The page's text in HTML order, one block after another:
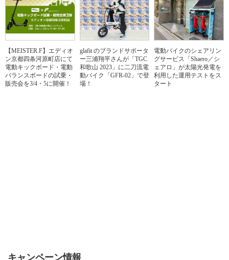
【MEISTER.F】エディオ
ン京都四条河原町店にて
電動キックボード・電動
バランスボードの試乗・
販売会を3/4・5に開催！
glafit のブランドサポータ
ー三浦翔平さんが「TGC
和歌山 2023」に二刀流電
動バイク「GFR-02」で登
場！
電動バイクのシェアリン
グサービス「Shaero／シ
ェアロ」が太陽光発電を
利用した運用テストをス
タート
キャンペーン情報